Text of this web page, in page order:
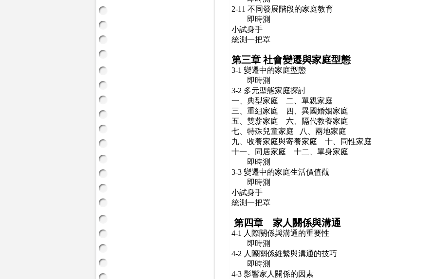
2-11 不同發展階段的家庭教育
即時測
小試身手
統測一把罩
第三章 社會變遷與家庭型態
3-1 變遷中的家庭型態
即時測
3-2 多元型態家庭探討
一、典型家庭 二、單親家庭
三、重組家庭 四、異國婚姻家庭
五、雙薪家庭 六、隔代教養家庭
七、特殊兒童家庭 八、兩地家庭
九、收養家庭與寄養家庭 十、同性家庭
十一、同居家庭 十二、單身家庭
即時測
3-3 變遷中的家庭生活價值觀
即時測
小試身手
統測一把罩
第四章 家人關係與溝通
4-1 人際關係與溝通的重要性
即時測
4-2 人際關係維繫與溝通的技巧
即時測
4-3 影響家人關係的因素